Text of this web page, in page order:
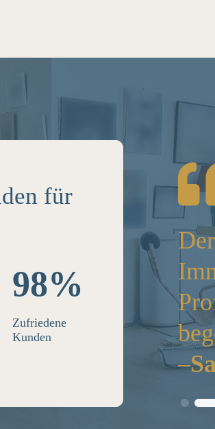
für
98%
Zufriedene
Kunden
haben wir die
Wir sind
erstklassige
sehr.
–